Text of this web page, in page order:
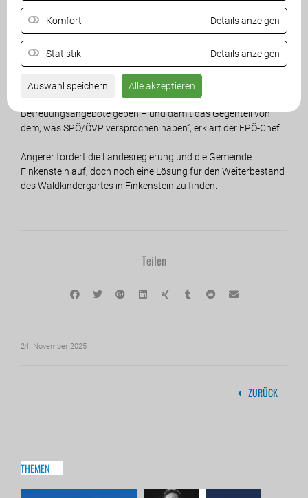
Komfort Details anzeigen
Statistik Details anzeigen
Auswahl speichern Alle akzeptieren
sozialistischen Modell entspricht, dem wird der Geldhahn
abgedreht. Auch wenn Eltern freiwillig bereit wären, einen
Beitrag zu leisten, wird ihnen das durch das neue Gesetz von
SPÖ/ÖVP verwehrt! Man fragt sich, wie das Angebot in der
Kinderbetreuung besser werden soll, wenn jede Eigeninitiative
von der Regierung im Keim erstickt bzw. torpediert wird. Am
Ende des Tages wird es wohl weniger, statt mehr
Betreuungsangebote geben – und damit das Gegenteil von
dem, was SPÖ/ÖVP versprochen haben“, erklärt der FPÖ-Chef.
Angerer fordert die Landesregierung und die Gemeinde
Finkenstein auf, doch noch eine Lösung für den Weiterbestand
des Waldkindergartes in Finkenstein zu finden.
Teilen
24. November 2025
ZURÜCK
THEMEN